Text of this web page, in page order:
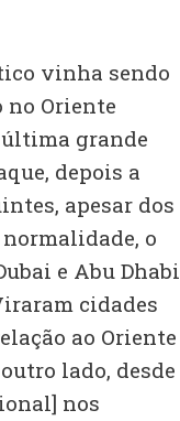
vinha sendo
Oriente
grande
depois a
apesar dos
o
e Abu Dhabi
cidades
ao Oriente
lado, desde
nos